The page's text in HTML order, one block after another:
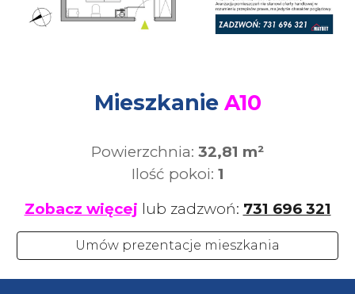
Mieszkanie A10
Powierzchnia: 32,81 m²
Ilość pokoi: 1
Zobacz więcej lub zadzwoń: 731 696 321
Umów prezentacje mieszkania